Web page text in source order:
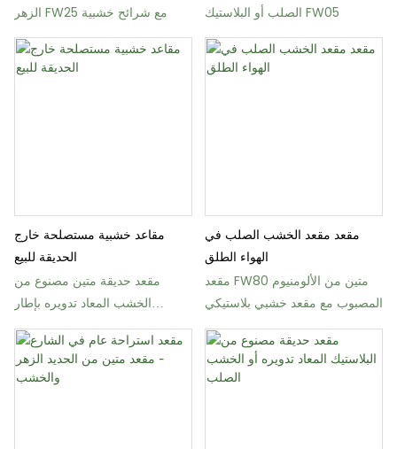
الزهر FW25 مع شرائح خشبية
الصلب أو البلاستيك FW05
مقاعد خشبية مستصلحة خارج
الحديقة للبيع
مقعد حديقة متين مصنوع من
الخشب المعاد تدويره بإطار
فولاذي، من مجموعة FW17
مقعد مقعد الخشب الصلب في
الهواء الطلق
مقعد FW80 متين من الألومنيوم
المصبوب مع مقعد خشبي بلاستيكي